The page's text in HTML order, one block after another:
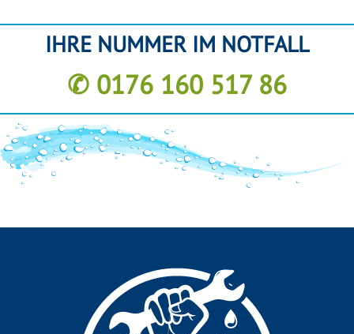
IHRE NUMMER IM NOTFALL
✆ 0176 160 517 86